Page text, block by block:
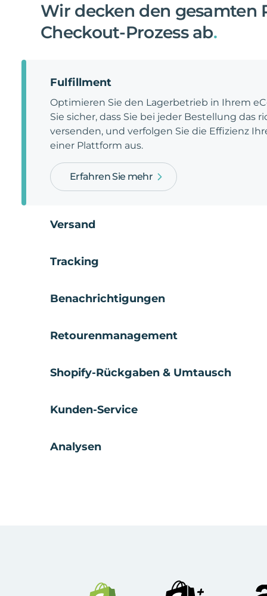
Wir decken den gesamten
Checkout-Prozess ab.
Fulfillment
Optimieren Sie den Lagerbetrieb in Ihrem
Sie sicher, dass Sie bei jeder Bestellung das
versenden, und verfolgen Sie die Effizienz
einer Plattform aus.
Erfahren Sie mehr
Versand
Tracking
Benachrichtigungen
Retourenmanagement
Shopify-Rückgaben & Umtausch
Kunden-Service
Analysen